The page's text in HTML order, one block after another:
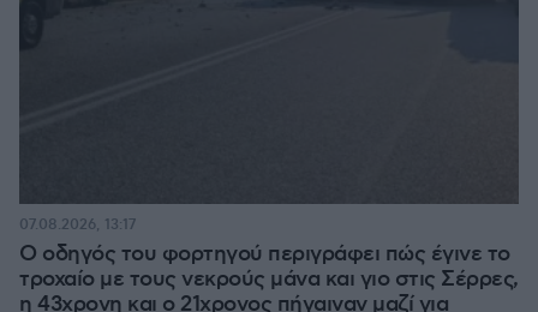
Ο οδηγός του φορτηγού περιγράφει πώς έγινε το
τροχαίο με τους νεκρούς μάνα και γιο στις Σέρρες,
η 43χρονη και ο 21χρονος πήγαιναν μαζί για
07.08.2026, 13:17